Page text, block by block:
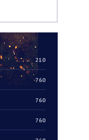
210
760
760
760